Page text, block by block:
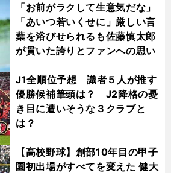
「お前がラクして生意気だな」
「あいつ若いくせに」厳しい言
葉を浴びせられるも佐藤慎太郎
が貫いた誇りとファンへの思い
J1全順位予想 識者５人が推す
優勝候補筆頭は？ J2降格の憂
き目に遭いそうな３クラブと
は？
【高校野球】創部10年目の甲子
園初出場がすべてを変えた 健大